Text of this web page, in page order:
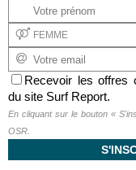
Recevoir les offres
du site Surf Report.
En cliquant sur le bouton «
OSR.